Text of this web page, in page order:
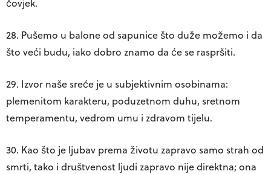
28. Pušemo u balone od sapunice što duže možemo i da
što veći budu, iako dobro znamo da će se raspršiti.
29. Izvor naše sreće je u subjektivnim osobinama:
plemenitom karakteru, poduzetnom duhu, sretnom
temperamentu, vedrom umu i zdravom tijelu.
30. Kao što je ljubav prema životu zapravo samo strah od
smrti, tako i društvenost ljudi zapravo nije direktna; ona